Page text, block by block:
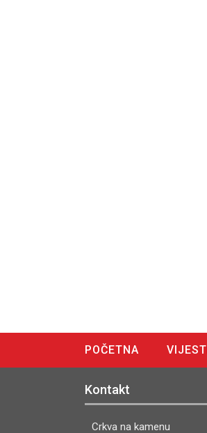
POČETNA VIJESTI
Kontakt
Crkva na kamenu